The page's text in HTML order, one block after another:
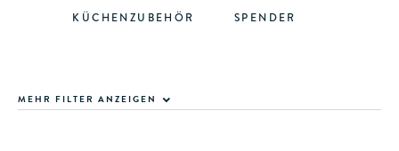
KÜCHENZUBEHÖR SPENDER
MEHR FILTER ANZEIGEN